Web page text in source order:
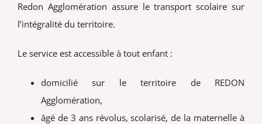
Vie associative
Redon Agglomération assure le transport scolaire sur
l’intégralité du territoire.
Le service est accessible à tout enfant :
domicilié sur le territoire de REDON
Agglomération,
âgé de 3 ans révolus, scolarisé, de la maternelle à